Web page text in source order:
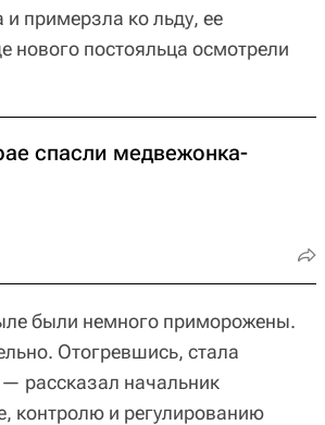
примерзла ко льду, ее
нового постояльца осмотрели
спасли медвежонка-
были немного приморожены.
Отогревшись, стала
рассказал начальник
контролю и регулированию